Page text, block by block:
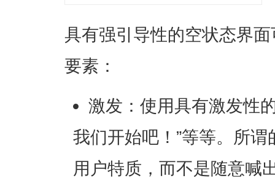
具有强引导性的空状态界
要素：
激发：使用具有激发性
我们开始吧！”等等。所
用户特质，而不是随意喊